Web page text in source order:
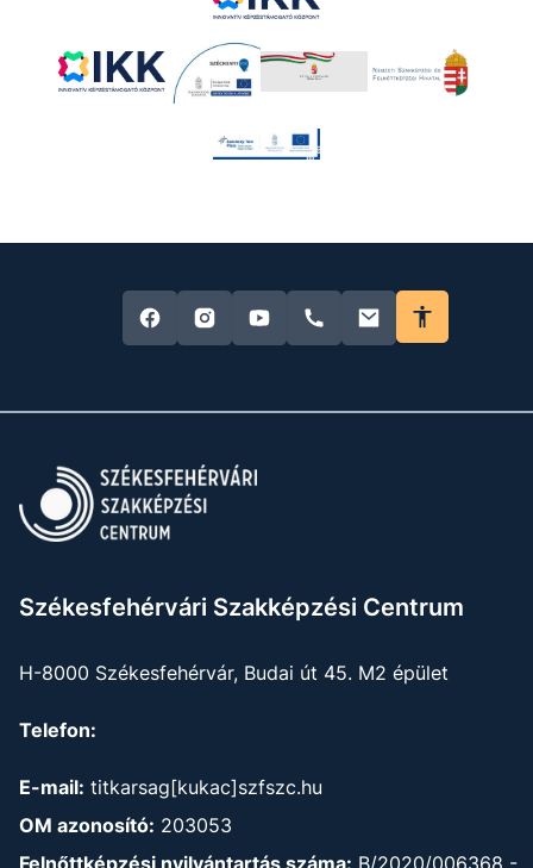
Székesfehérvári Szakképzési Centrum
H-8000 Székesfehérvár, Budai út 45. M2 épület
Telefon:
E-mail: titkarsag[kukac]szfszc.hu
OM azonosító: 203053